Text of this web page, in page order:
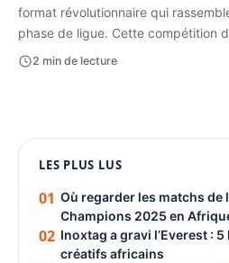
format révolutionnaire qui
phase de ligue. Cette compétition
2 min de lecture
PUBLICITÉ
LES PLUS LUS
01 Où regarder les matchs de
Champions 2025 en
02 Inoxtag a gravi l’Everest :
créatifs africains